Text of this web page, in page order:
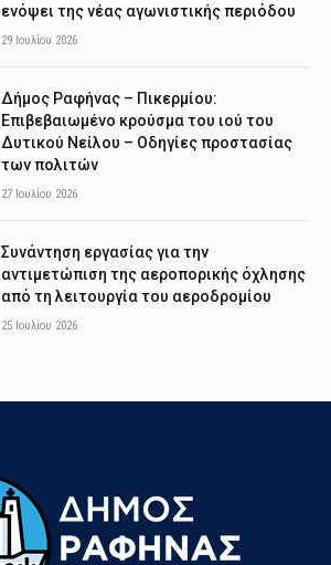
ενόψει της νέας αγωνιστικής περιόδου
29 Ιουλίου 2026
Δήμος Ραφήνας – Πικερμίου:
Επιβεβαιωμένο κρούσμα του ιού του
Δυτικού Νείλου – Οδηγίες προστασίας
των πολιτών
27 Ιουλίου 2026
Συνάντηση εργασίας για την
αντιμετώπιση της αεροπορικής όχλησης
από τη λειτουργία του αεροδρομίου
25 Ιουλίου 2026